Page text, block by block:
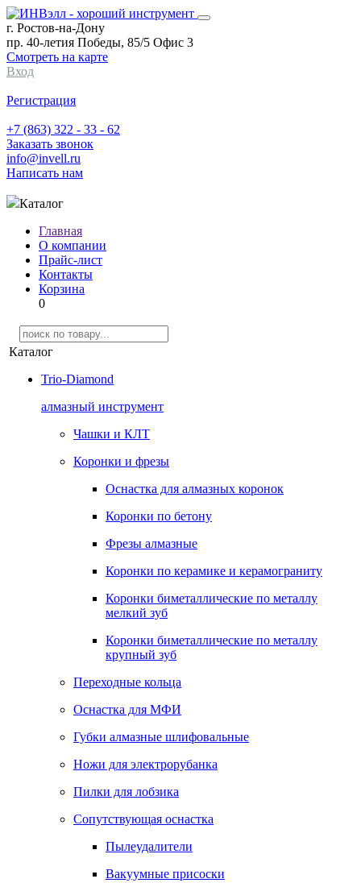
г. Ростов-на-Дону
пр. 40-летия Победы, 85/5 Офис 3
Смотреть на карте
Вход
Регистрация
+7 (863) 322 - 33 - 62
Заказать звонок
info@invell.ru
Написать нам
Каталог
Главная
О компании
Прайс-лист
Контакты
Корзина
0
Каталог
Trio-Diamond
алмазный инструмент
Чашки и КЛТ
Коронки и фрезы
Оснастка для алмазных коронок
Коронки по бетону
Фрезы алмазные
Коронки по керамике и керамограниту
Коронки биметаллические по металлу
мелкий зуб
Коронки биметаллические по металлу
крупный зуб
Переходные кольца
Оснастка для МФИ
Губки алмазные шлифовальные
Ножи для электрорубанка
Пилки для лобзика
Сопутствующая оснастка
Пылеудалители
Вакуумные присоски